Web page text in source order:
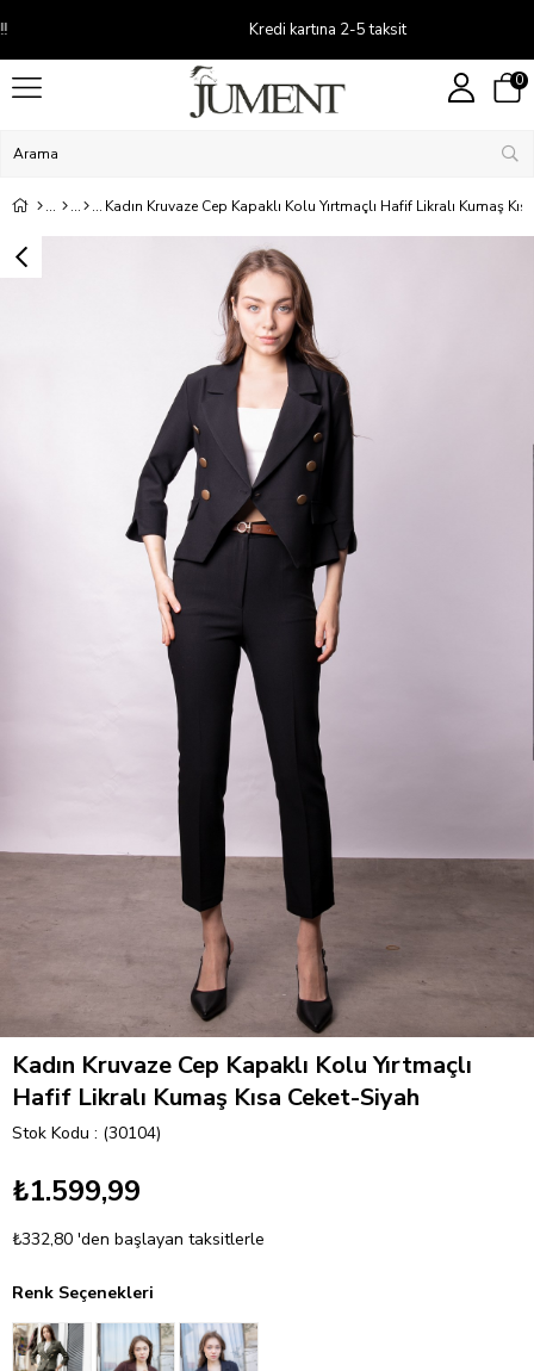
Kredi kartına 2-5 taksit
0
Kadın Kruvaze Cep Kapaklı Kolu Yırtmaçlı
Hafif Likralı Kumaş Kısa Ceket-Siyah
Stok Kodu (30104)
₺1.599,99
₺332,80 'den başlayan taksitlerle
Renk Seçenekleri